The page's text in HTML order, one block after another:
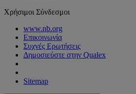
Χρήσιμοι Σύνδεσμοι
www.nb.org
Επικοινωνία
Συχνές Ερωτήσεις
Δημοσιεύστε στην Qualex
Sitemap